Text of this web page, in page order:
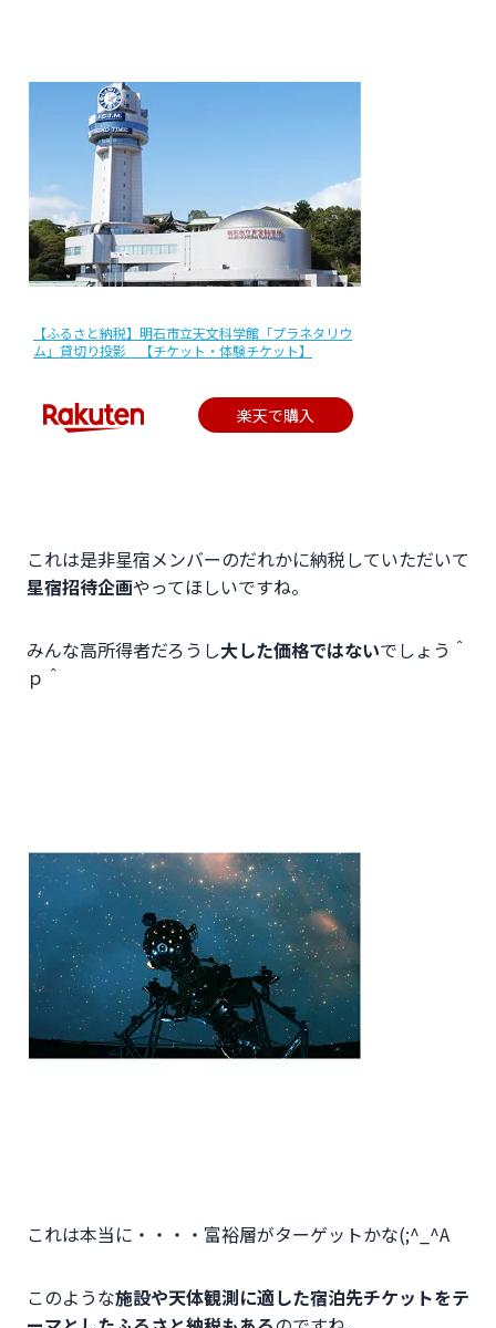
【ふるさと納税】明石市立天文科学館「プラネタリウ
ム」貸切り投影 【チケット・体験チケット】
楽天で購入
これは是非星宿メンバーのだれかに納税していただいて
星宿招待企画やってほしいですね。
みんな高所得者だろうし大した価格ではないでしょう＾
ｐ＾
これは本当に・・・・富裕層がターゲットかな(;^_^A
このような施設や天体観測に適した宿泊先チケットをテ